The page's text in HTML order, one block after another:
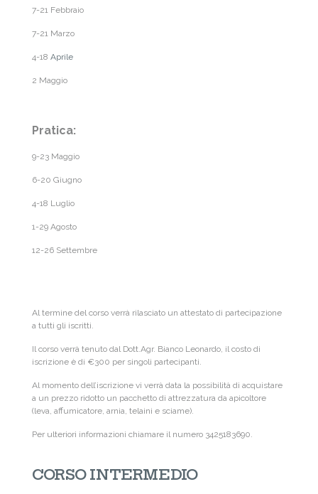
7-21 Febbraio
7-21 Marzo
4-18 Aprile
2 Maggio
Pratica:
9-23 Maggio
6-20 Giugno
4-18 Luglio
1-29 Agosto
12-26 Settembre
Al termine del corso verrà rilasciato un attestato di partecipazione
a tutti gli iscritti.
Il corso verrà tenuto dal Dott.Agr. Bianco Leonardo, il costo di
iscrizione è di €300 per singoli partecipanti.
Al momento dell’iscrizione vi verrà data la possibilità di acquistare
a un prezzo ridotto un pacchetto di attrezzatura da apicoltore
(leva, affumicatore, arnia, telaini e sciame).
Per ulteriori informazioni chiamare il numero 3425183690.
CORSO INTERMEDIO